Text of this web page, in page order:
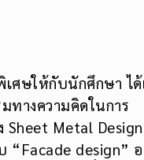
ศษให้กับนักศึกษา ได้
ทางความคิดในการ
Metal Design
“Facade design”